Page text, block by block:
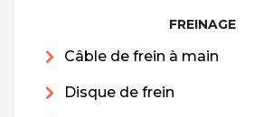
FREINAGE
Câble de frein à main
Disque de frein